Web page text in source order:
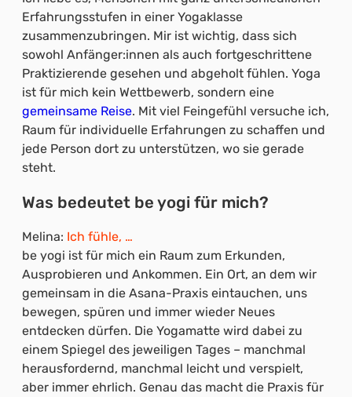
Erfahrungsstufen in einer Yogaklasse
zusammenzubringen. Mir ist wichtig, dass sich
sowohl Anfänger:innen als auch fortgeschrittene
Praktizierende gesehen und abgeholt fühlen. Yoga
ist für mich kein Wettbewerb, sondern eine
gemeinsame Reise. Mit viel Feingefühl versuche ich,
Raum für individuelle Erfahrungen zu schaffen und
jede Person dort zu unterstützen, wo sie gerade
steht.
Was bedeutet be yogi für mich?
Melina: Ich fühle, …
be yogi ist für mich ein Raum zum Erkunden,
Ausprobieren und Ankommen. Ein Ort, an dem wir
gemeinsam in die Asana-Praxis eintauchen, uns
bewegen, spüren und immer wieder Neues
entdecken dürfen. Die Yogamatte wird dabei zu
einem Spiegel des jeweiligen Tages – manchmal
herausfordernd, manchmal leicht und verspielt,
aber immer ehrlich. Genau das macht die Praxis für